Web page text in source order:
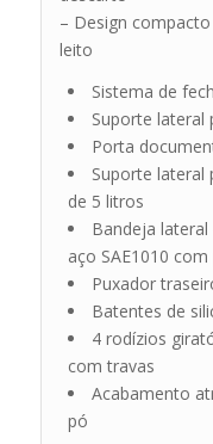
– Design
leito
Sistema de
Suporte lateral
Porta
Suporte lateral
de 5 litros
Bandeja
aço SAE1010
Puxador
Batentes de
4 rodízios
com travas
Acabamento
pó